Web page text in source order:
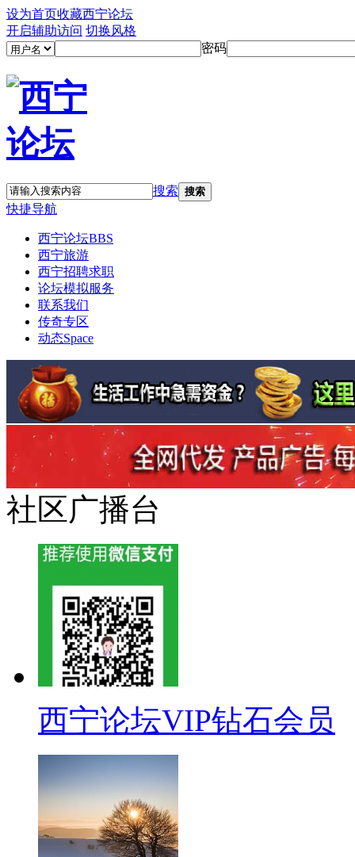
设为首页收藏西宁论坛
开启辅助访问 切换风格
密码
搜索 搜索
快捷导航
西宁论坛BBS
西宁旅游
西宁招聘求职
论坛模拟服务
联系我们
传奇专区
动态Space
社区广播台
西宁论坛VIP钻石会员